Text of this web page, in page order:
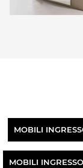
MOBILI
MOBILI